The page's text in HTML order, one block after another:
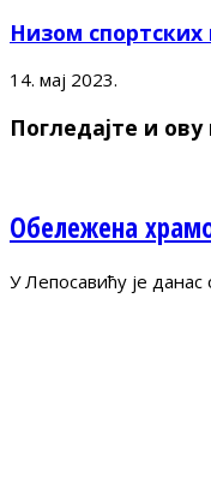
Низом
14. мај 2023.
Погледајте и ову
Обележена
У Лепосавићу је